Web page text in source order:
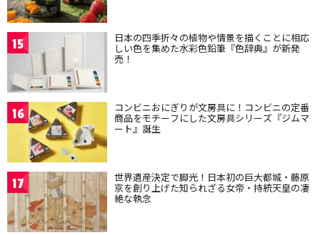
15 日本の四季折々の植物や情景を描くことに相応
しい色を集めた水彩色鉛筆『色辞典』が新発
売！
16 コンビニおにぎりが文房具に！コンビニの定番
商品をモチーフにした文房具シリーズ『ジムマ
ート』誕生
17 世界遺産決定で脚光！日本初の巨大都城・藤原
京を創り上げた知られざる女帝・持統天皇の凄
絶な執念